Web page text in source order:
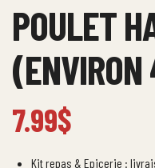
POULET
7.99$
Kit repas & Epicerie :